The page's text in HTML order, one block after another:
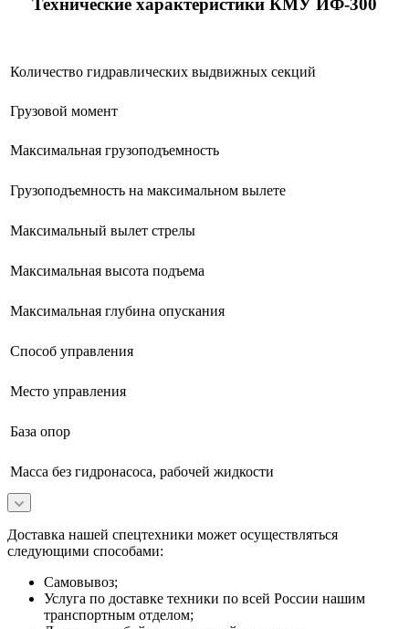
Технические характеристики КМУ ИФ-300
Количество гидравлических выдвижных секций
Грузовой момент
Максимальная грузоподъемность
Грузоподъемность на максимальном вылете
Максимальный вылет стрелы
Максимальная высота подъема
Максимальная глубина опускания
Способ управления
Место управления
База опор
Масса без гидронасоса, рабочей жидкости
Доставка нашей спецтехники может осуществляться
следующими способами:
Самовывоз;
Услуга по доставке техники по всей России нашим
транспортным отделом;